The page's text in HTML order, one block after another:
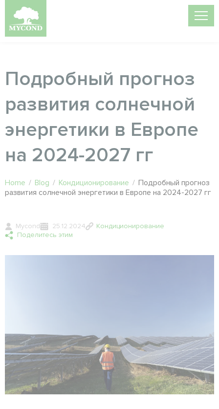
Подробный прогноз
развития солнечной
энергетики в Европе
на 2024-2027 гг
Home / Blog / Кондиционирование / Подробный прогноз
развития солнечной энергетики в Европе на 2024-2027 гг
Mycond 25.12.2024
Кондиционирование
Поделитесь этим